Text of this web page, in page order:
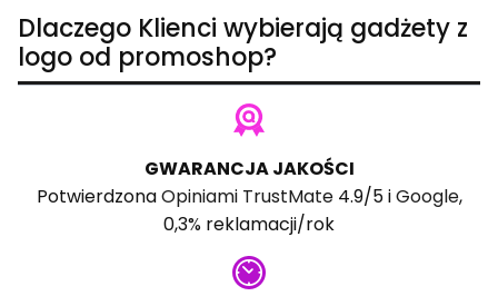
Dlaczego Klienci wybierają gadżety z
logo od promoshop?
GWARANCJA JAKOŚCI
PotwierdzonaOpiniami TrustMate4.9/5 iGoogle,
0,3% reklamacji/rok